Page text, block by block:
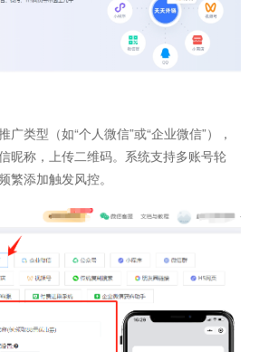
类型（如“个人微信”或“企业微信”），
昵称，上传二维码。系统支持多账号轮
繁添加触发风控。